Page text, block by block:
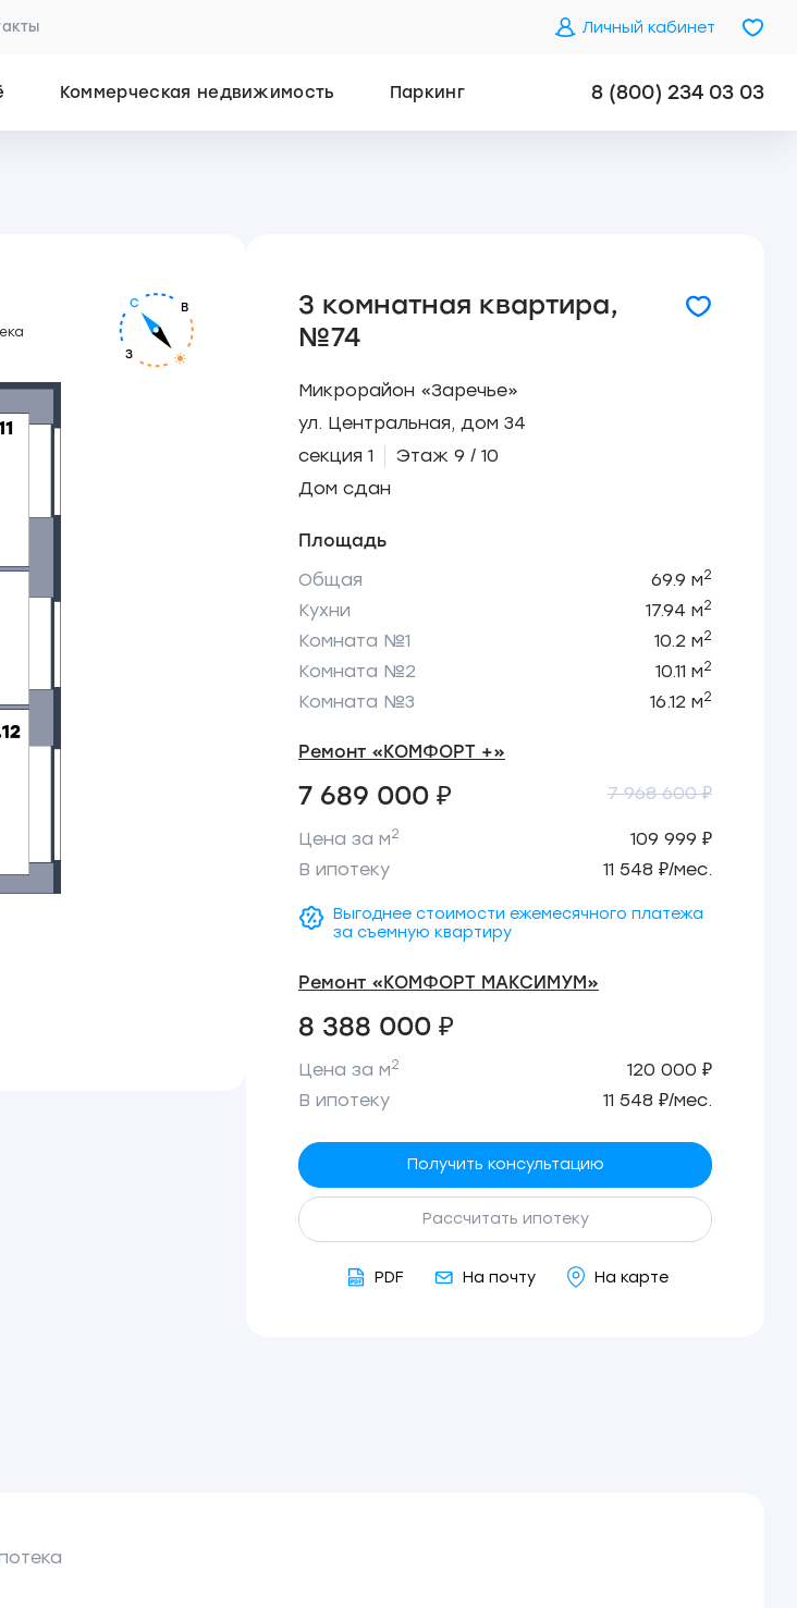
Личный кабинет
Коммерческая недвижимость Паркинг 8 (800) 234 03 03
С В
З
3 комнатная квартира,
№74
Микрорайон «Заречье»
ул. Центральная, дом 34
секция 1
Этаж 9 / 10
Дом сдан
Площадь
Общая
69.9 м2
Кухни 17.94 м2
Комната №1 10.2 м2
Комната №2 10.11 м2
Комната №3 16.12 м2
Ремонт «КОМФОРТ +»
7 689 000 ₽ 7 968 600 ₽
Цена за м2
109 999 ₽
В ипотеку
11 548 ₽/мес.
Выгоднее стоимости ежемесячного платежа
за съемную квартиру
Ремонт «КОМФОРТ МАКСИМУМ»
8 388 000 ₽
Цена за м2
120 000 ₽
В ипотеку
11 548 ₽/мес.
Получить консультацию
Рассчитать ипотеку
PDF На почту На карте